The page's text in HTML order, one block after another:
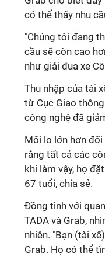
có thể thấy nhu
"Chúng tôi đang
cầu sẽ còn cao
như giải đua xe
Thu nhập của tài
từ Cục Giao
công nghệ đã
Mối lo lớn hơn
rằng tất cả các
khi làm vậy, họ
67 tuổi, chia sẻ.
Đồng tình với
TADA và Grab,
nhiên. "Bạn (tài
Grab. Họ có thể